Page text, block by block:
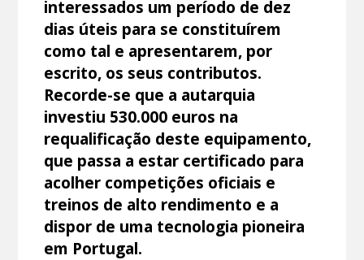
interessados um período de dez
dias úteis para se constituírem
como tal e apresentarem, por
escrito, os seus contributos.
Recorde-se que a autarquia
investiu 530.000 euros na
requalificação deste equipamento,
que passa a estar certificado para
acolher competições oficiais e
treinos de alto rendimento e a
dispor de uma tecnologia pioneira
em Portugal.